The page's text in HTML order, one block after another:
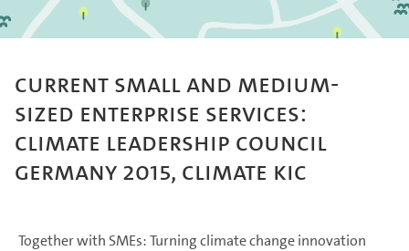
Current small and medium-
sized enterprise Services:
Climate Leadership Council
Germany 2015, Climate KIC
Together with SMEs: Turning climate change innovation